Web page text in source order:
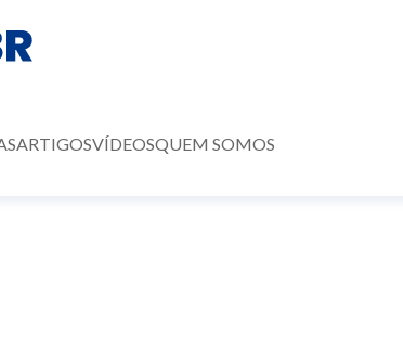
ARTIGOSVÍDEOSQUEM SOMOS